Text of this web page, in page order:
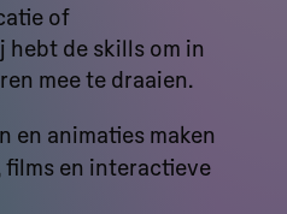
of
hebt de skills om in
mee te draaien.
en animaties maken
films en interactieve